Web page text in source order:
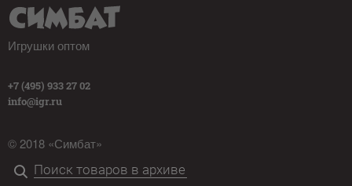
Игрушки оптом
+7 (495) 933 27 02
info@igr.ru
© 2018 «Симбат»